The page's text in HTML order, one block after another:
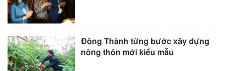
Đông Thành từng bước xây dựng
nông thôn mới kiểu mẫu